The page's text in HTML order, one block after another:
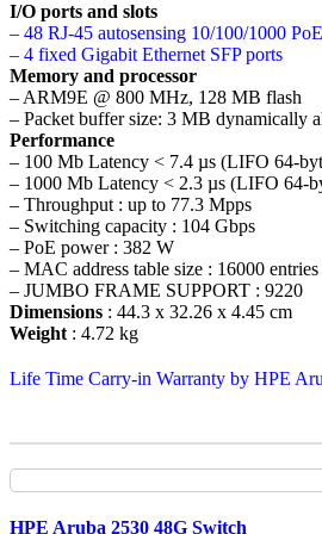
I/O ports and slots
– 48 RJ-45 autosensing 10/100/1000
– 4 fixed Gigabit Ethernet SFP ports
Memory and processor
– ARM9E @ 800 MHz, 128 MB flash
– Packet buffer size: 3 MB
Performance
– 100 Mb Latency < 7.4 µs (LIFO 64-
– 1000 Mb Latency < 2.3 µs (LIFO 64-
– Throughput : up to 77.3 Mpps
– Switching capacity : 104 Gbps
– PoE power : 382 W
– MAC address table size : 16000 entries
– JUMBO FRAME SUPPORT : 9220
Dimensions : 44.3 x 32.26 x 4.45 cm
Weight : 4.72 kg
Life Time Carry-in Warranty by HPE
HPE Aruba 2530 48G Switch